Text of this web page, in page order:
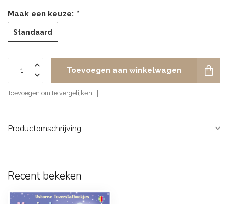
Maak een keuze: *
Standaard
Toevoegen aan winkelwagen
Toevoegen om te vergelijken
Productomschrijving
Recent bekeken